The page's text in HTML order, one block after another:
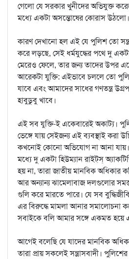
গেলো যে সরকার খুনীদের অভিযুক্ত
মধ্যে একটা অসন্তোষের কোরাস উঠলো।
কারণ দেখানো হল এই যে পুলিশ তো
করে লড়ছে, সেই ধর্মযুদ্ধের পথে দু
মেরেও ফেলে, তার জন্য তাদের উপর
আরেকটা যুক্তি: এইভাবে চললে তো
যাবে এবং আমাদের সাধের গণতন্ত্র
হাবুডুবু খাবে।
এই সব যুক্তি-ই একেবারেই অকাট্য।
ভেঙ্গে যায় সেইজন্য এই ব্যবস্থাই করা
কখনোই কোনো অভিযোগ না আনা
মধ্যে দু একটা হিউম্যান রাইট্‌স্‌
হয় না, তারা জাতীয় মানবিক অধিকার
আর অন্যান্য ঝামেলাবাজ দলগুলোর
গুলি করে মারতে পারে। যে সব
এর বিরুদ্ধে মামলা আনার সমালোচনা
সবাইকে বলি আমার সঙ্গে একমত হয়ে
আগেই বলেছি যে যাদের মানবিক
তারা প্রায় সকলেই সন্ত্রাসবাদী।